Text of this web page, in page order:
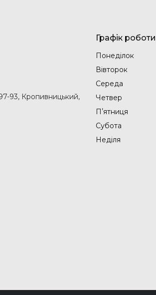
93, Кропивницький,
Графік роботи
Понеділок
Вівторок
Середа
Четвер
Пʼятниця
Субота
Неділя